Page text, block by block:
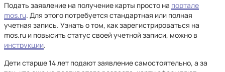
Подать заявление на получение карты просто на портале
mos.ru. Для этого потребуется стандартная или полная
учетная запись. Узнать о том, как зарегистрироваться на
mos.ru и повысить статус своей учетной записи, можно в
инструкции.
Дети старше 14 лет подают заявление самостоятельно, а за